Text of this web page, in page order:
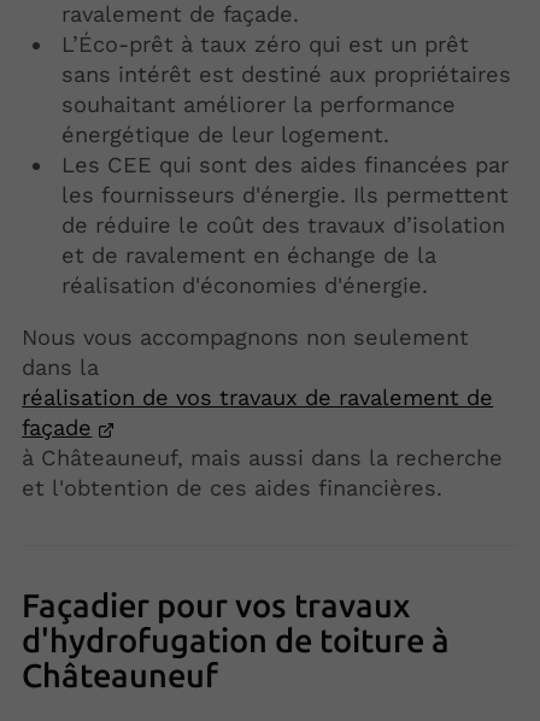
ravalement de façade.
L’Éco-prêt à taux zéro qui est un prêt
sans intérêt est destiné aux propriétaires
souhaitant améliorer la performance
énergétique de leur logement.
Les CEE qui sont des aides financées par
les fournisseurs d'énergie. Ils permettent
de réduire le coût des travaux d’isolation
et de ravalement en échange de la
réalisation d'économies d'énergie.
Nous vous accompagnons non seulement
dans la
réalisation de vos travaux de ravalement de
façade
à Châteauneuf, mais aussi dans la recherche
et l'obtention de ces aides financières.
Façadier pour vos travaux
d'hydrofugation de toiture à
Châteauneuf